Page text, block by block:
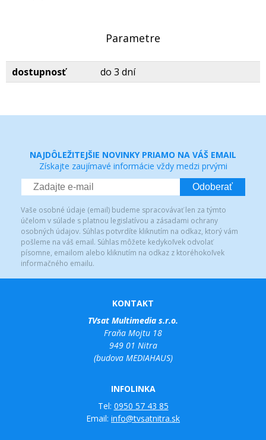
Parametre
dostupnosť do 3 dní
NAJDÔLEŽITEJŠIE NOVINKY PRIAMO NA VÁŠ EMAIL
Získajte zaujímavé informácie vždy medzi prvými
Odoberať
Vaše osobné údaje (email) budeme spracovávať len za týmto
účelom v súlade s platnou legislatívou a zásadami ochrany
osobných údajov. Súhlas potvrdíte kliknutím na odkaz, ktorý vám
pošleme na váš email. Súhlas môžete kedykoľvek odvolať
písomne, emailom alebo kliknutím na odkaz z ktoréhokoľvek
informačného emailu.
KONTAKT
TVsat Multimedia s.r.o.
Fraňa Mojtu 18
949 01 Nitra
(budova MEDIAHAUS)
INFOLINKA
Tel: 0950 57 43 85
Email: info@tvsatnitra.sk